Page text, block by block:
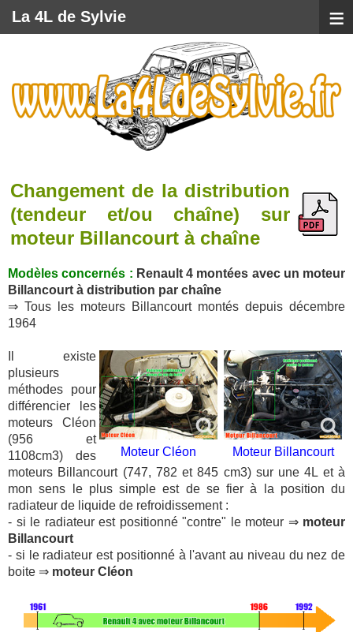
Changement de la distribution
(tendeur et/ou chaîne) sur
moteur Billancourt à chaîne
Modèles concernés : Renault 4 montées avec un moteur
Billancourt à distribution par chaîne
⇒ Tous les moteurs Billancourt montés depuis décembre
1964
Moteur Billancourt
Moteur Cléon
Il existe
plusieurs
méthodes pour
différencier les
moteurs Cléon
(956 et
1108cm3) des
moteurs Billancourt (747, 782 et 845 cm3) sur une 4L et à
mon sens le plus simple est de se fier à la position du
radiateur de liquide de refroidissement :
- si le radiateur est positionné "contre" le moteur ⇒ moteur
Billancourt
- si le radiateur est positionné à l'avant au niveau du nez de
boite ⇒ moteur Cléon
La 4L de Sylvie ≡